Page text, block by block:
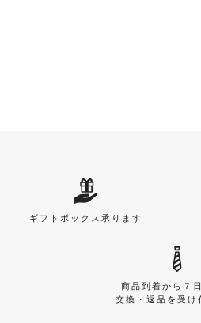
ギフトボックス承ります
商品到着から７
交換・返品を受け